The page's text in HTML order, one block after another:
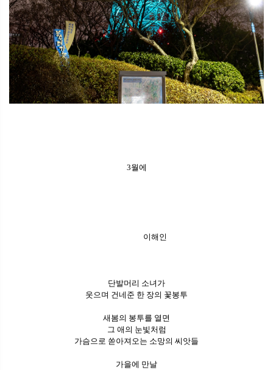
3월에
이해인
단발머리 소녀가
웃으며 건네준 한 장의 꽃봉투
새봄의 봉투를 열면
그 애의 눈빛처럼
가슴으로 쏟아져오는 소망의 씨앗들
가을에 만날